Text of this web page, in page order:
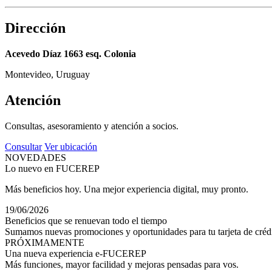
Dirección
Acevedo Díaz 1663 esq. Colonia
Montevideo, Uruguay
Atención
Consultas, asesoramiento y atención a socios.
Consultar Ver ubicación
NOVEDADES
Lo nuevo en FUCEREP
Más beneficios hoy. Una mejor experiencia digital, muy pronto.
19/06/2026
Beneficios que se renuevan todo el tiempo
Sumamos nuevas promociones y oportunidades para tu tarjeta de
PRÓXIMAMENTE
Una nueva experiencia e-FUCEREP
Más funciones, mayor facilidad y mejoras pensadas para vos.